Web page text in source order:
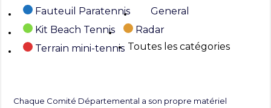
Catégories
Fauteuil Paratennis
General
Kit Beach Tennis
Radar
Terrain mini-tennis Toutes les catégories
Chaque Comité Départemental a son propre matériel